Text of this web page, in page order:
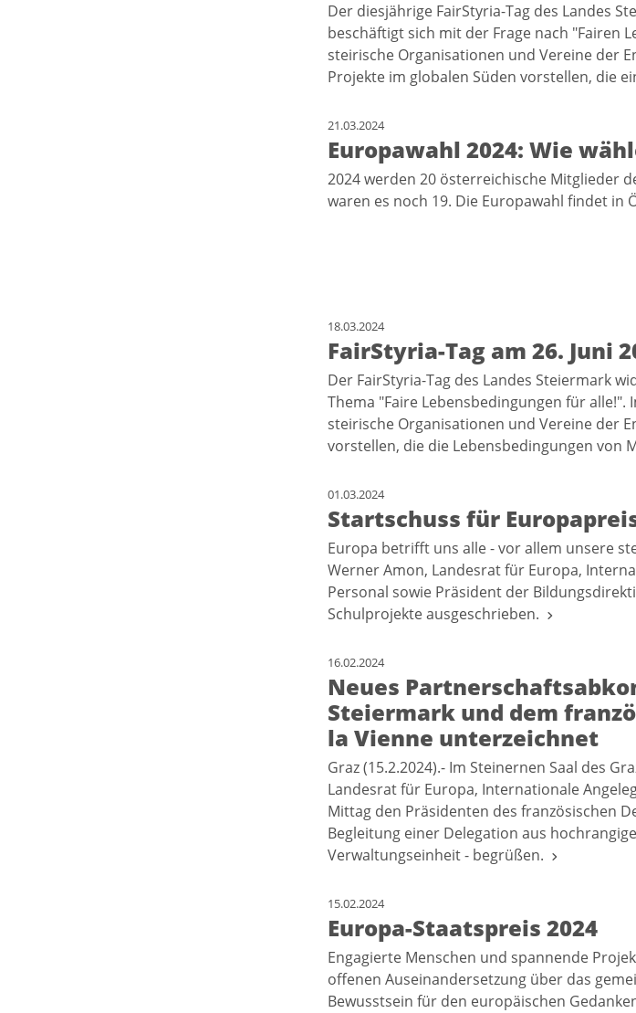
Der diesjährige FairStyria-Tag des Landes
beschäftigt sich mit der Frage nach "Fairen
steirische Organisationen und Vereine der
Projekte im globalen Süden vorstellen, die
21.03.2024
Europawahl 2024: Wie
2024 werden 20 österreichische Mitglieder
waren es noch 19. Die Europawahl findet in
18.03.2024
FairStyria-Tag am 26. Juni
Der FairStyria-Tag des Landes Steiermark
Thema "Faire Lebensbedingungen für
steirische Organisationen und Vereine der
vorstellen, die die Lebensbedingungen von
01.03.2024
Startschuss für
Europa betrifft uns alle - vor allem unsere
Werner Amon, Landesrat für Europa,
Personal sowie Präsident der
Schulprojekte ausgeschrieben.
16.02.2024
Neues
Steiermark und dem
la Vienne unterzeichnet
Graz (15.2.2024).- Im Steinernen Saal des
Landesrat für Europa, Internationale
Mittag den Präsidenten des französischen
Begleitung einer Delegation aus
Verwaltungseinheit - begrüßen.
15.02.2024
Europa-Staatspreis 2024
Engagierte Menschen und spannende
offenen Auseinandersetzung über das
Bewusstsein für den europäischen